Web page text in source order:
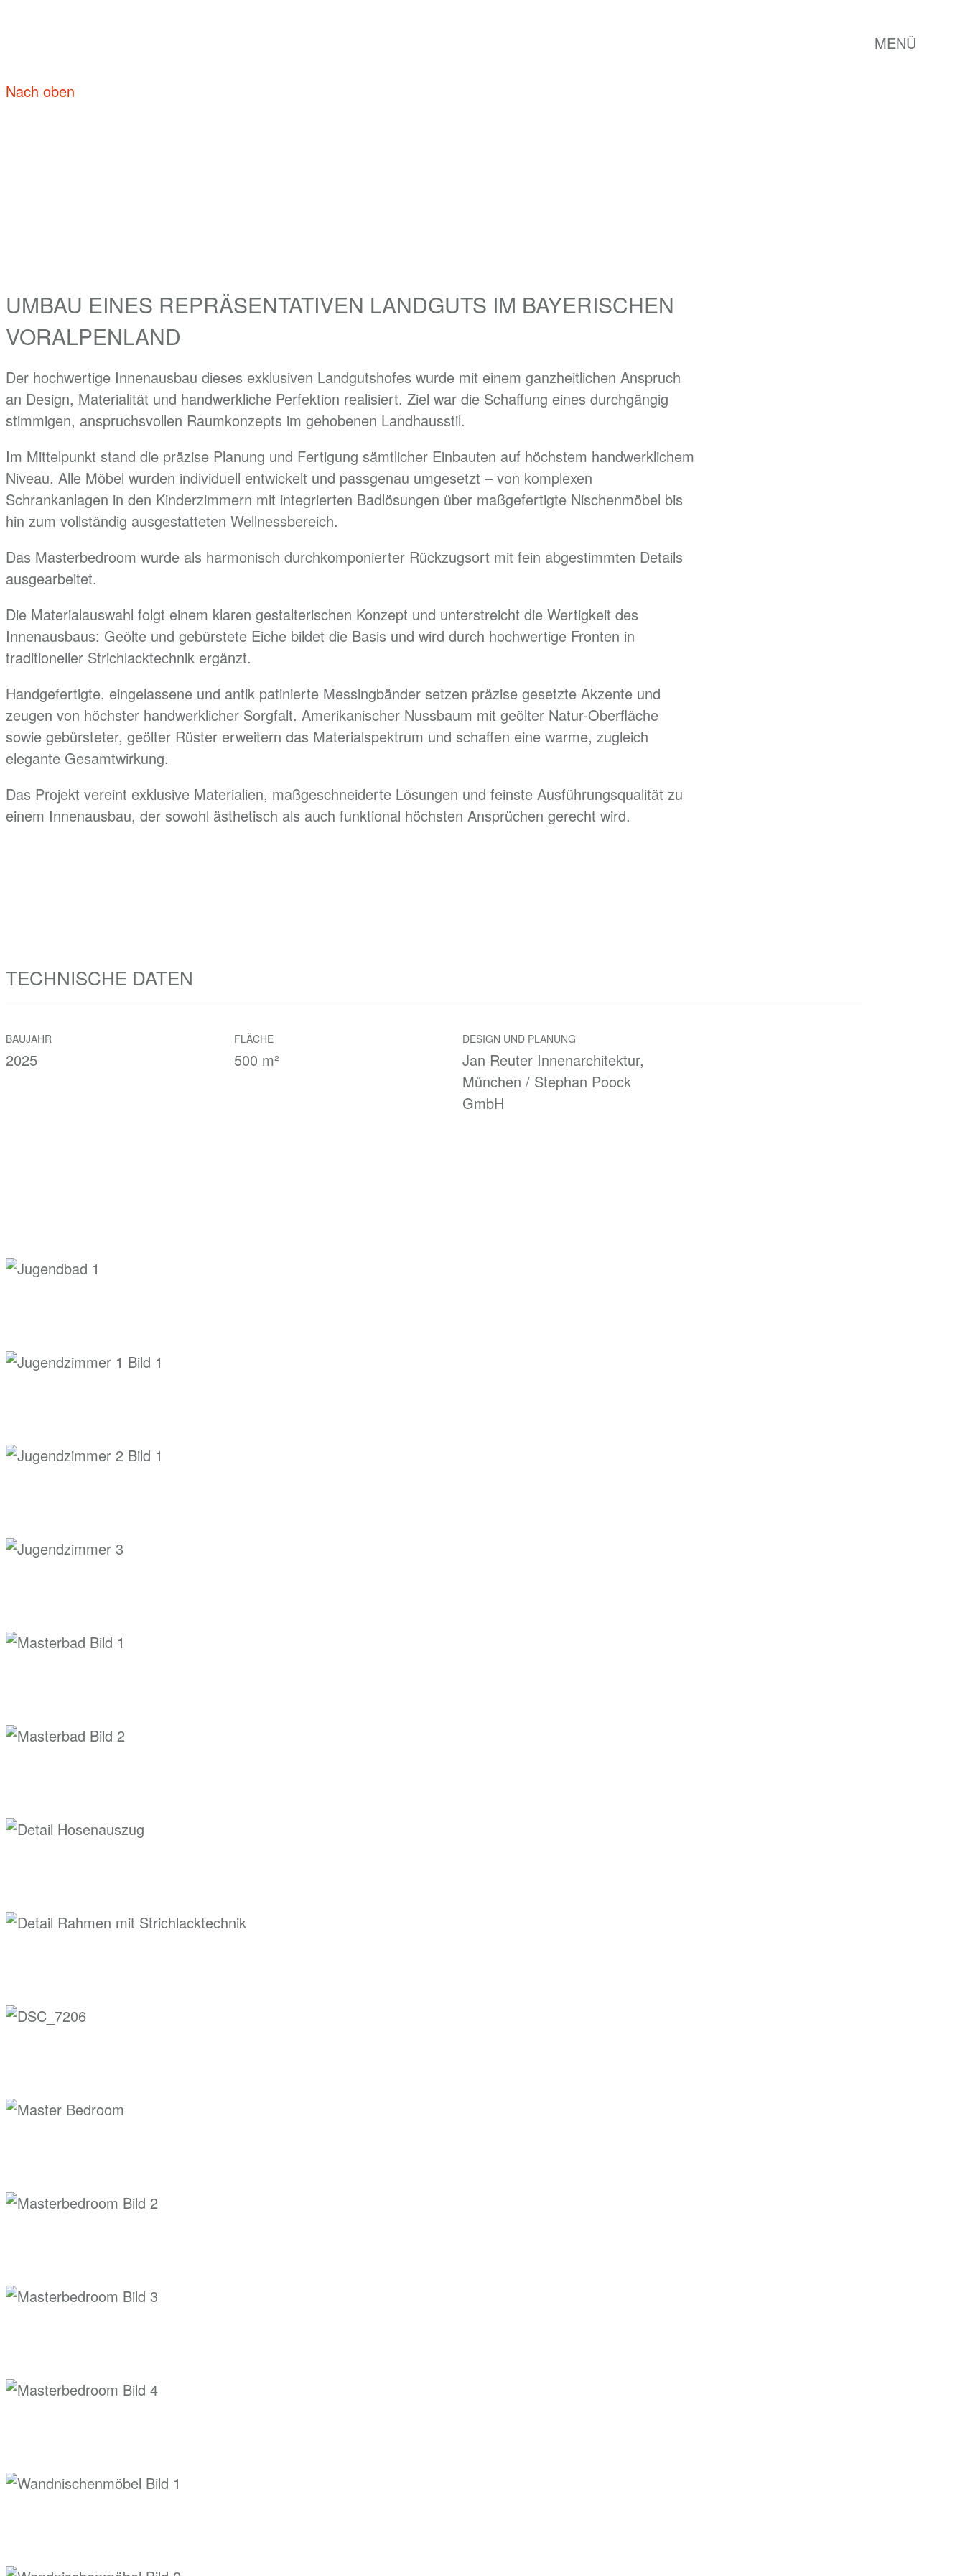
MENÜ
Nach oben
UMBAU EINES REPRÄSENTATIVEN LANDGUTS IM BAYERISCHEN
VORALPENLAND
Der hochwertige Innenausbau dieses exklusiven Landgutshofes wurde mit einem ganzheitlichen Anspruch
an Design, Materialität und handwerkliche Perfektion realisiert. Ziel war die Schaffung eines durchgängig
stimmigen, anspruchsvollen Raumkonzepts im gehobenen Landhausstil.
Im Mittelpunkt stand die präzise Planung und Fertigung sämtlicher Einbauten auf höchstem handwerklichem
Niveau. Alle Möbel wurden individuell entwickelt und passgenau umgesetzt – von komplexen
Schrankanlagen in den Kinderzimmern mit integrierten Badlösungen über maßgefertigte Nischenmöbel bis
hin zum vollständig ausgestatteten Wellnessbereich.
Das Masterbedroom wurde als harmonisch durchkomponierter Rückzugsort mit fein abgestimmten Details
ausgearbeitet.
Die Materialauswahl folgt einem klaren gestalterischen Konzept und unterstreicht die Wertigkeit des
Innenausbaus: Geölte und gebürstete Eiche bildet die Basis und wird durch hochwertige Fronten in
traditioneller Strichlacktechnik ergänzt.
Handgefertigte, eingelassene und antik patinierte Messingbänder setzen präzise gesetzte Akzente und
zeugen von höchster handwerklicher Sorgfalt. Amerikanischer Nussbaum mit geölter Natur-Oberfläche
sowie gebürsteter, geölter Rüster erweitern das Materialspektrum und schaffen eine warme, zugleich
elegante Gesamtwirkung.
Das Projekt vereint exklusive Materialien, maßgeschneiderte Lösungen und feinste Ausführungsqualität zu
einem Innenausbau, der sowohl ästhetisch als auch funktional höchsten Ansprüchen gerecht wird.
TECHNISCHE DATEN
BAUJAHR
2025
FLÄCHE
500 m²
DESIGN UND PLANUNG
Jan Reuter Innenarchitektur,
München / Stephan Poock
GmbH